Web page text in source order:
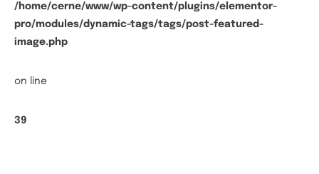
/home/cerne/www/wp-content/plugins/elementor-
pro/modules/dynamic-tags/tags/post-featured-
image.php
on line
39